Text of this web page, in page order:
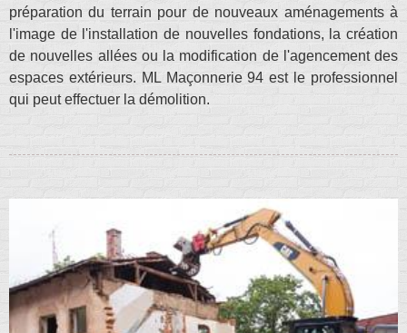
préparation du terrain pour de nouveaux aménagements à
l'image de l'installation de nouvelles fondations, la création
de nouvelles allées ou la modification de l'agencement des
espaces extérieurs. ML Maçonnerie 94 est le professionnel
qui peut effectuer la démolition.